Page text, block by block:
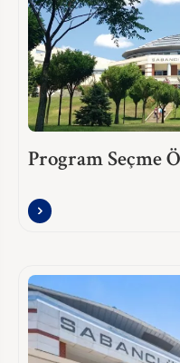
Program Seçme